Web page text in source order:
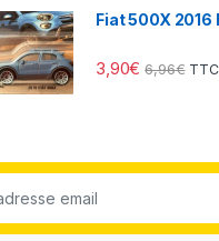
Fiat 500X 2016
3,90€ 6,96€ TTC